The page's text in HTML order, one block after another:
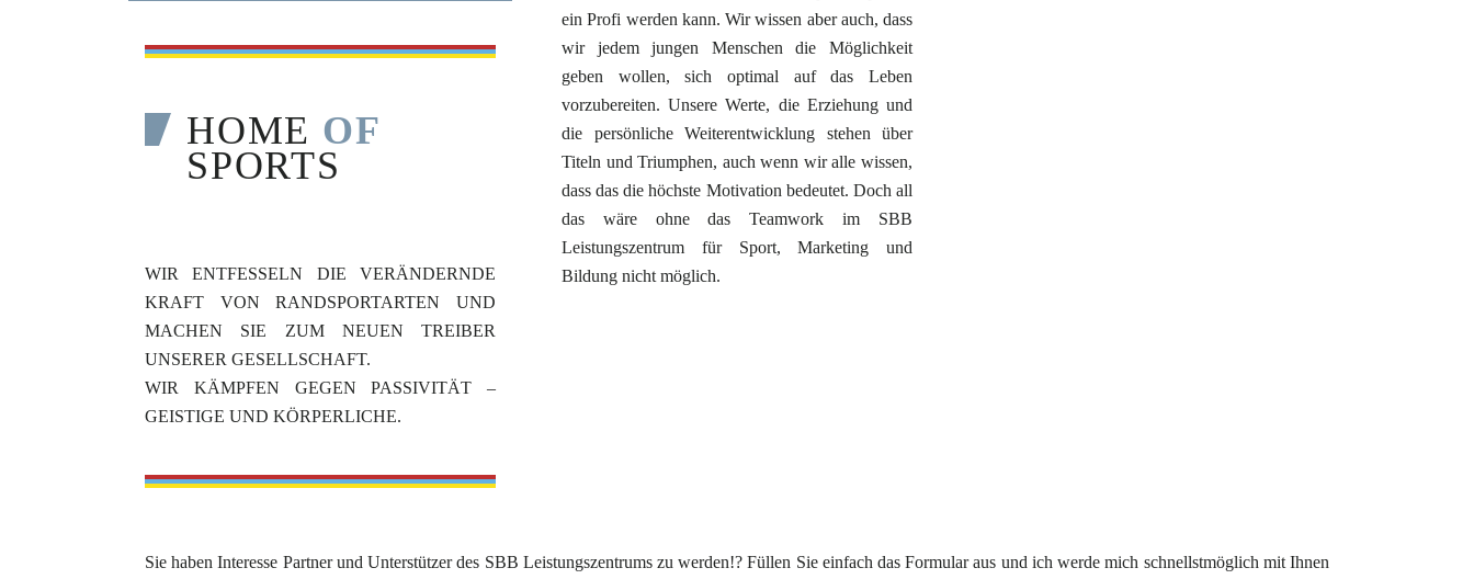
HOME OF
SPORTS
WIR ENTFESSELN DIE VERÄNDERNDE
KRAFT VON RANDSPORTARTEN UND
MACHEN SIE ZUM NEUEN TREIBER
UNSERER GESELLSCHAFT.
WIR KÄMPFEN GEGEN PASSIVITÄT –
GEISTIGE UND KÖRPERLICHE.
ein Profi werden kann. Wir wissen aber auch, dass
wir jedem jungen Menschen die Möglichkeit
geben wollen, sich optimal auf das Leben
vorzubereiten. Unsere Werte, die Erziehung und
die persönliche Weiterentwicklung stehen über
Titeln und Triumphen, auch wenn wir alle wissen,
dass das die höchste Motivation bedeutet. Doch all
das wäre ohne das Teamwork im SBB
Leistungszentrum für Sport, Marketing und
Bildung nicht möglich.
Sie haben Interesse Partner und Unterstützer des SBB Leistungszentrums zu werden!? Füllen Sie einfach das Formular aus und ich werde mich schnellstmöglich mit Ihnen